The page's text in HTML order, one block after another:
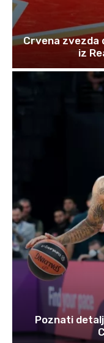
Crvena zvezda
iz
Poznati